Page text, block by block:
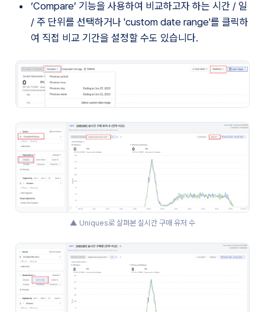
‘Compare’ 기능을 사용하여 비교하고자 하는 시간 / 일
/ 주 단위를 선택하거나 'custom date range'를 클릭하
여 직접 비교 기간을 설정할 수도 있습니다.
▲ Uniques로 살펴본 실시간 구매 유저 수